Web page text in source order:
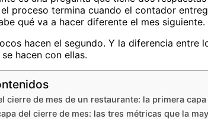
proceso termina cuando el contador
qué va a hacer diferente el mes siguiente.
hacen el segundo. Y la diferencia entre
hacen con ellas.
cierre de mes de un restaurante: la primera capa
del cierre de mes: las tres métricas que la